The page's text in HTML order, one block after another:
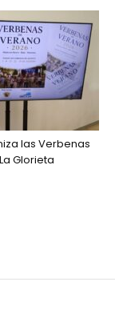
las Verbenas
Glorieta